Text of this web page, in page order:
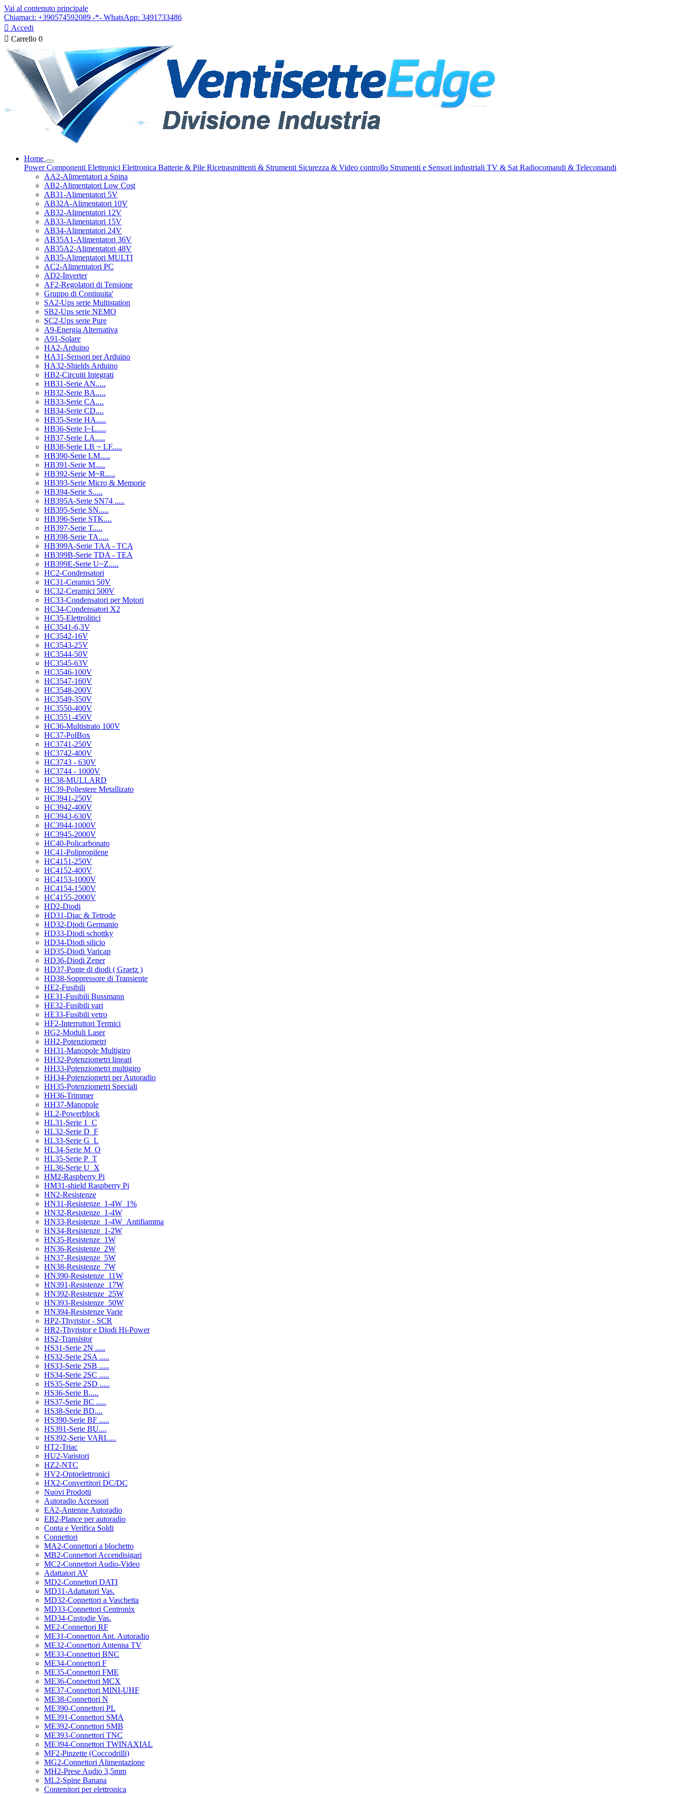
Vai al contenuto principale
Chiamaci: +390574592089 -*- WhatsApp: 3491733486
 Accedi
 Carrello 0
Home
PowerComponenti Elettronici Elettronica Batterie & Pile Ricetrasmittenti & Strumenti Sicurezza & Video controllo Strumenti e Sensori industriali TV & Sat Radiocomandi & Telecomandi
AA2-Alimentatori a Spina
AB2-Alimentatori Low Cost
AB31-Alimentatori 5V
AB32A-Alimentatori 10V
AB32-Alimentatori 12V
AB33-Alimentatori 15V
AB34-Alimentatori 24V
AB35A1-Alimentatori 36V
AB35A2-Alimentatori 48V
AB35-Alimentatori MULTI
AC2-Alimentatori PC
AD2-Inverter
AF2-Regolatori di Tensione
Gruppo di Continuita'
SA2-Ups serie Multistation
SB2-Ups serie NEMO
SC2-Ups serie Pure
A9-Energia Alternativa
A91-Solare
HA2-Arduino
HA31-Sensori per Arduino
HA32-Shields Arduino
HB2-Circuiti Integrati
HB31-Serie AN.....
HB32-Serie BA.....
HB33-Serie CA....
HB34-Serie CD....
HB35-Serie HA.....
HB36-Serie I~L.....
HB37-Serie LA.....
HB38-Serie LB ~ LF.....
HB390-Serie LM.....
HB391-Serie M.....
HB392-Serie M~R.....
HB393-Serie Micro & Memorie
HB394-Serie S.....
HB395A-Serie SN74 .....
HB395-Serie SN.....
HB396-Serie STK....
HB397-Serie T.....
HB398-Serie TA.....
HB399A-Serie TAA - TCA
HB399B-Serie TDA - TEA
HB399E-Serie U~Z.....
HC2-Condensatori
HC31-Ceramici 50V
HC32-Ceramici 500V
HC33-Condensatori per Motori
HC34-Condensatori X2
HC35-Elettrolitici
HC3541-6,3V
HC3542-16V
HC3543-25V
HC3544-50V
HC3545-63V
HC3546-100V
HC3547-160V
HC3548-200V
HC3549-350V
HC3550-400V
HC3551-450V
HC36-Multistrato 100V
HC37-PolBox
HC3741-250V
HC3742-400V
HC3743 - 630V
HC3744 - 1000V
HC38-MULLARD
HC39-Poliestere Metallizato
HC3941-250V
HC3942-400V
HC3943-630V
HC3944-1000V
HC3945-2000V
HC40-Policarbonato
HC41-Polipropilene
HC4151-250V
HC4152-400V
HC4153-1000V
HC4154-1500V
HC4155-2000V
HD2-Diodi
HD31-Diac & Tetrode
HD32-Diodi Germanio
HD33-Diodi schottky
HD34-Diodi silicio
HD35-Diodi Varicap
HD36-Diodi Zener
HD37-Ponte di diodi ( Graetz )
HD38-Soppressore di Transiente
HE2-Fusibili
HE31-Fusibili Bussmann
HE32-Fusibili vari
HE33-Fusibili vetro
HF2-Interruttori Termici
HG2-Moduli Laser
HH2-Potenziometri
HH31-Manopole Multigiro
HH32-Potenziometri lineari
HH33-Potenziometri multigiro
HH34-Potenziometri per Autoradio
HH35-Potenziometri Speciali
HH36-Trimmer
HH37-Manopole
HL2-Powerblock
HL31-Serie 1_C
HL32-Serie D_F
HL33-Serie G_L
HL34-Serie M_O
HL35-Serie P_T
HL36-Serie U_X
HM2-Raspberry Pi
HM31-shield Raspberry Pi
HN2-Resistenze
HN31-Resistenze_1-4W_1%
HN32-Resistenze_1-4W
HN33-Resistenze_1-4W_Antifiamma
HN34-Resistenze_1-2W
HN35-Resistenze_1W
HN36-Resistenze_2W
HN37-Resistenze_5W
HN38-Resistenze_7W
HN390-Resistenze_11W
HN391-Resistenze_17W
HN392-Resistenze_25W
HN393-Resistenze_50W
HN394-Resistenze Varie
HP2-Thyristor - SCR
HR2-Thyristor e Diodi Hi-Power
HS2-Transistor
HS31-Serie 2N .....
HS32-Serie 2SA .....
HS33-Serie 2SB .....
HS34-Serie 2SC .....
HS35-Serie 2SD .....
HS36-Serie B.....
HS37-Serie BC .....
HS38-Serie BD....
HS390-Serie BF .....
HS391-Serie BU....
HS392-Serie VARI.....
HT2-Triac
HU2-Varistori
HZ2-NTC
HV2-Optoelettronici
HX2-Convertitori DC/DC
Nuovi Prodotti
Autoradio Accessori
EA2-Antenne Autoradio
EB2-Plance per autoradio
Conta e Verifica Soldi
Connettori
MA2-Connettori a blochetto
MB2-Connettori Accendisigari
MC2-Connettori Audio-Video
Adattatori AV
MD2-Connettori DATI
MD31-Adattatori Vas.
MD32-Connettori a Vaschetta
MD33-Connettori Centronix
MD34-Custodie Vas.
ME2-Connettori RF
ME31-Connettori Ant. Autoradio
ME32-Connettori Antenna TV
ME33-Connettori BNC
ME34-Connettori F
ME35-Connettori FME
ME36-Connettori MCX
ME37-Connettori MINI-UHF
ME38-Connettori N
ME390-Connettori PL
ME391-Connettori SMA
ME392-Connettori SMB
ME393-Connettori TNC
ME394-Connettori TWINAXIAL
MF2-Pinzette (Coccodrilli)
MG2-Connettori Alimentazione
MH2-Prese Audio 3,5mm
ML2-Spine Banana
Contenitori per elettronica